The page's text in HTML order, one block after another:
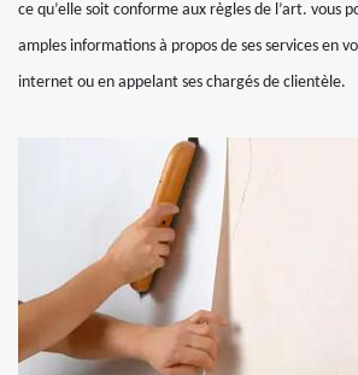
ce qu’elle soit conforme aux règles de l’art. vous
amples informations à propos de ses services en
internet ou en appelant ses chargés de clientèle.